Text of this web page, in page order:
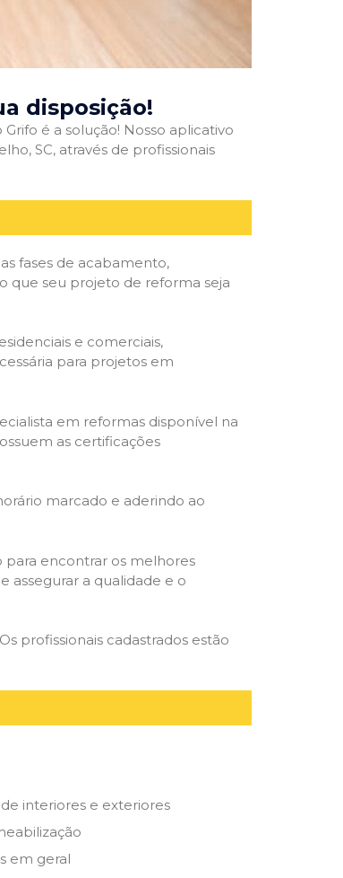
disposição!
é a solução! Nosso aplicativo
SC, através de profissionais
fases de acabamento,
que seu projeto de reforma seja
e comerciais,
para projetos em
em reformas disponível na
as certificações
marcado e aderindo ao
para encontrar os melhores
assegurar a qualidade e o
profissionais cadastrados estão
interiores e exteriores
em geral